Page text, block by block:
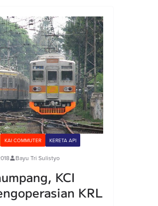
KAI COMMUTER KERETA API
Bayu Tri Sulistyo
KCI
KRL